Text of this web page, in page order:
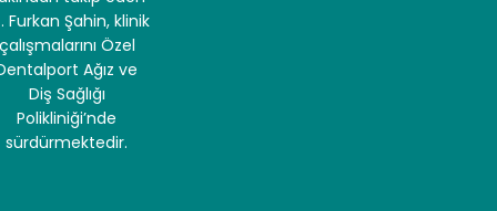
Furkan Şahin, klinik
Özel
Ağız ve
Diş Sağlığı
Polikliniği’nde
sürdürmektedir.